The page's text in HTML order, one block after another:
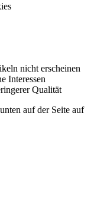
nicht erscheinen
Interessen
Qualität
auf der Seite auf